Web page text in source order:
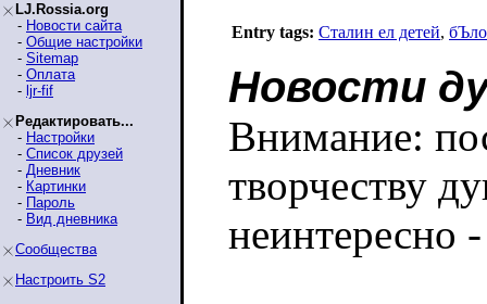
LJ.Rossia.org
- Новости сайта
- Общие настройки
- Sitemap
- Оплата
- ljr-fif
Редактировать...
- Настройки
- Список друзей
- Дневник
- Картинки
- Пароль
- Вид дневника
Сообщества
Настроить S2
Entry tags: Сталин ел детей,
Новости
Внимание:
творчеству
неинтересно